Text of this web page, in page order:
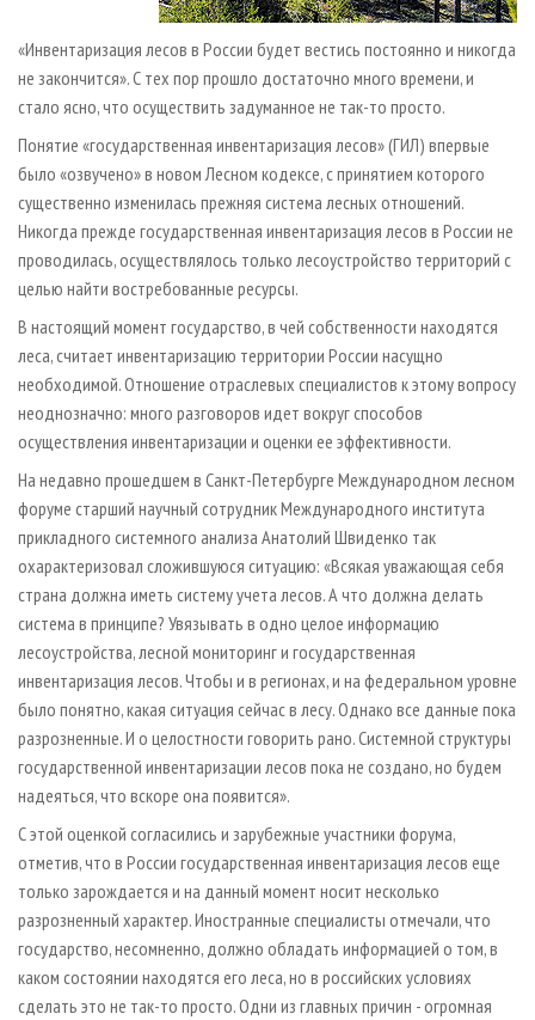
«Инвентаризация лесов в России будет вестись постоянно и никогда
не закончится». С тех пор прошло достаточно много времени, и
стало ясно, что осуществить задуманное не так-то просто.
Понятие «государственная инвентаризация лесов» (ГИЛ) впервые
было «озвучено» в новом Лесном кодексе, с принятием которого
существенно изменилась прежняя система лесных отношений.
Никогда прежде государственная инвентаризация лесов в России не
проводилась, осуществлялось только лесоустройство территорий с
целью найти востребованные ресурсы.
В настоящий момент государство, в чей собственности находятся
леса, считает инвентаризацию территории России насущно
необходимой. Отношение отраслевых специалистов к этому вопросу
неоднозначно: много разговоров идет вокруг способов
осуществления инвентаризации и оценки ее эффективности.
На недавно прошедшем в Санкт-Петербурге Международном лесном
форуме старший научный сотрудник Международного института
прикладного системного анализа Анатолий Швиденко так
охарактеризовал сложившуюся ситуацию: «Всякая уважающая себя
страна должна иметь систему учета лесов. А что должна делать
система в принципе? Увязывать в одно целое информацию
лесоустройства, лесной мониторинг и государственная
инвентаризация лесов. Чтобы и в регионах, и на федеральном уровне
было понятно, какая ситуация сейчас в лесу. Однако все данные пока
разрозненные. И о целостности говорить рано. Системной структуры
государственной инвентаризации лесов пока не создано, но будем
надеяться, что вскоре она появится».
С этой оценкой согласились и зарубежные участники форума,
отметив, что в России государственная инвентаризация лесов еще
только зарождается и на данный момент носит несколько
разрозненный характер. Иностранные специалисты отмечали, что
государство, несомненно, должно обладать информацией о том, в
каком состоянии находятся его леса, но в российских условиях
сделать это не так-то просто. Одни из главных причин - огромная